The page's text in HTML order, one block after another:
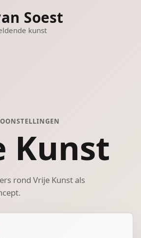
Soest
kunst
Kunst
rond Vrije Kunst als